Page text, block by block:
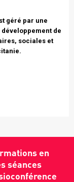
géré par une
développement de
sociales et
en
séances